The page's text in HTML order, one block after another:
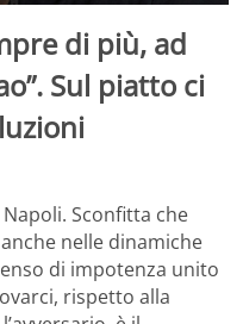
di più, ad
Sul piatto ci
Sconfitta che
nelle dinamiche
di impotenza unito
rispetto alla